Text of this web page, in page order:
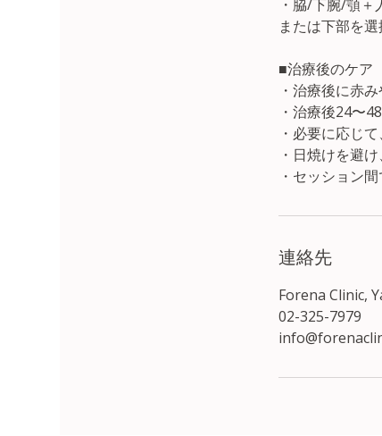
・脇/下腕/顎
または下部を選
■治療後のケア
・治療後に赤
・治療後24〜
・必要に応じ
・日焼けを避
連絡先
Forena Clinic,
02-325-7979